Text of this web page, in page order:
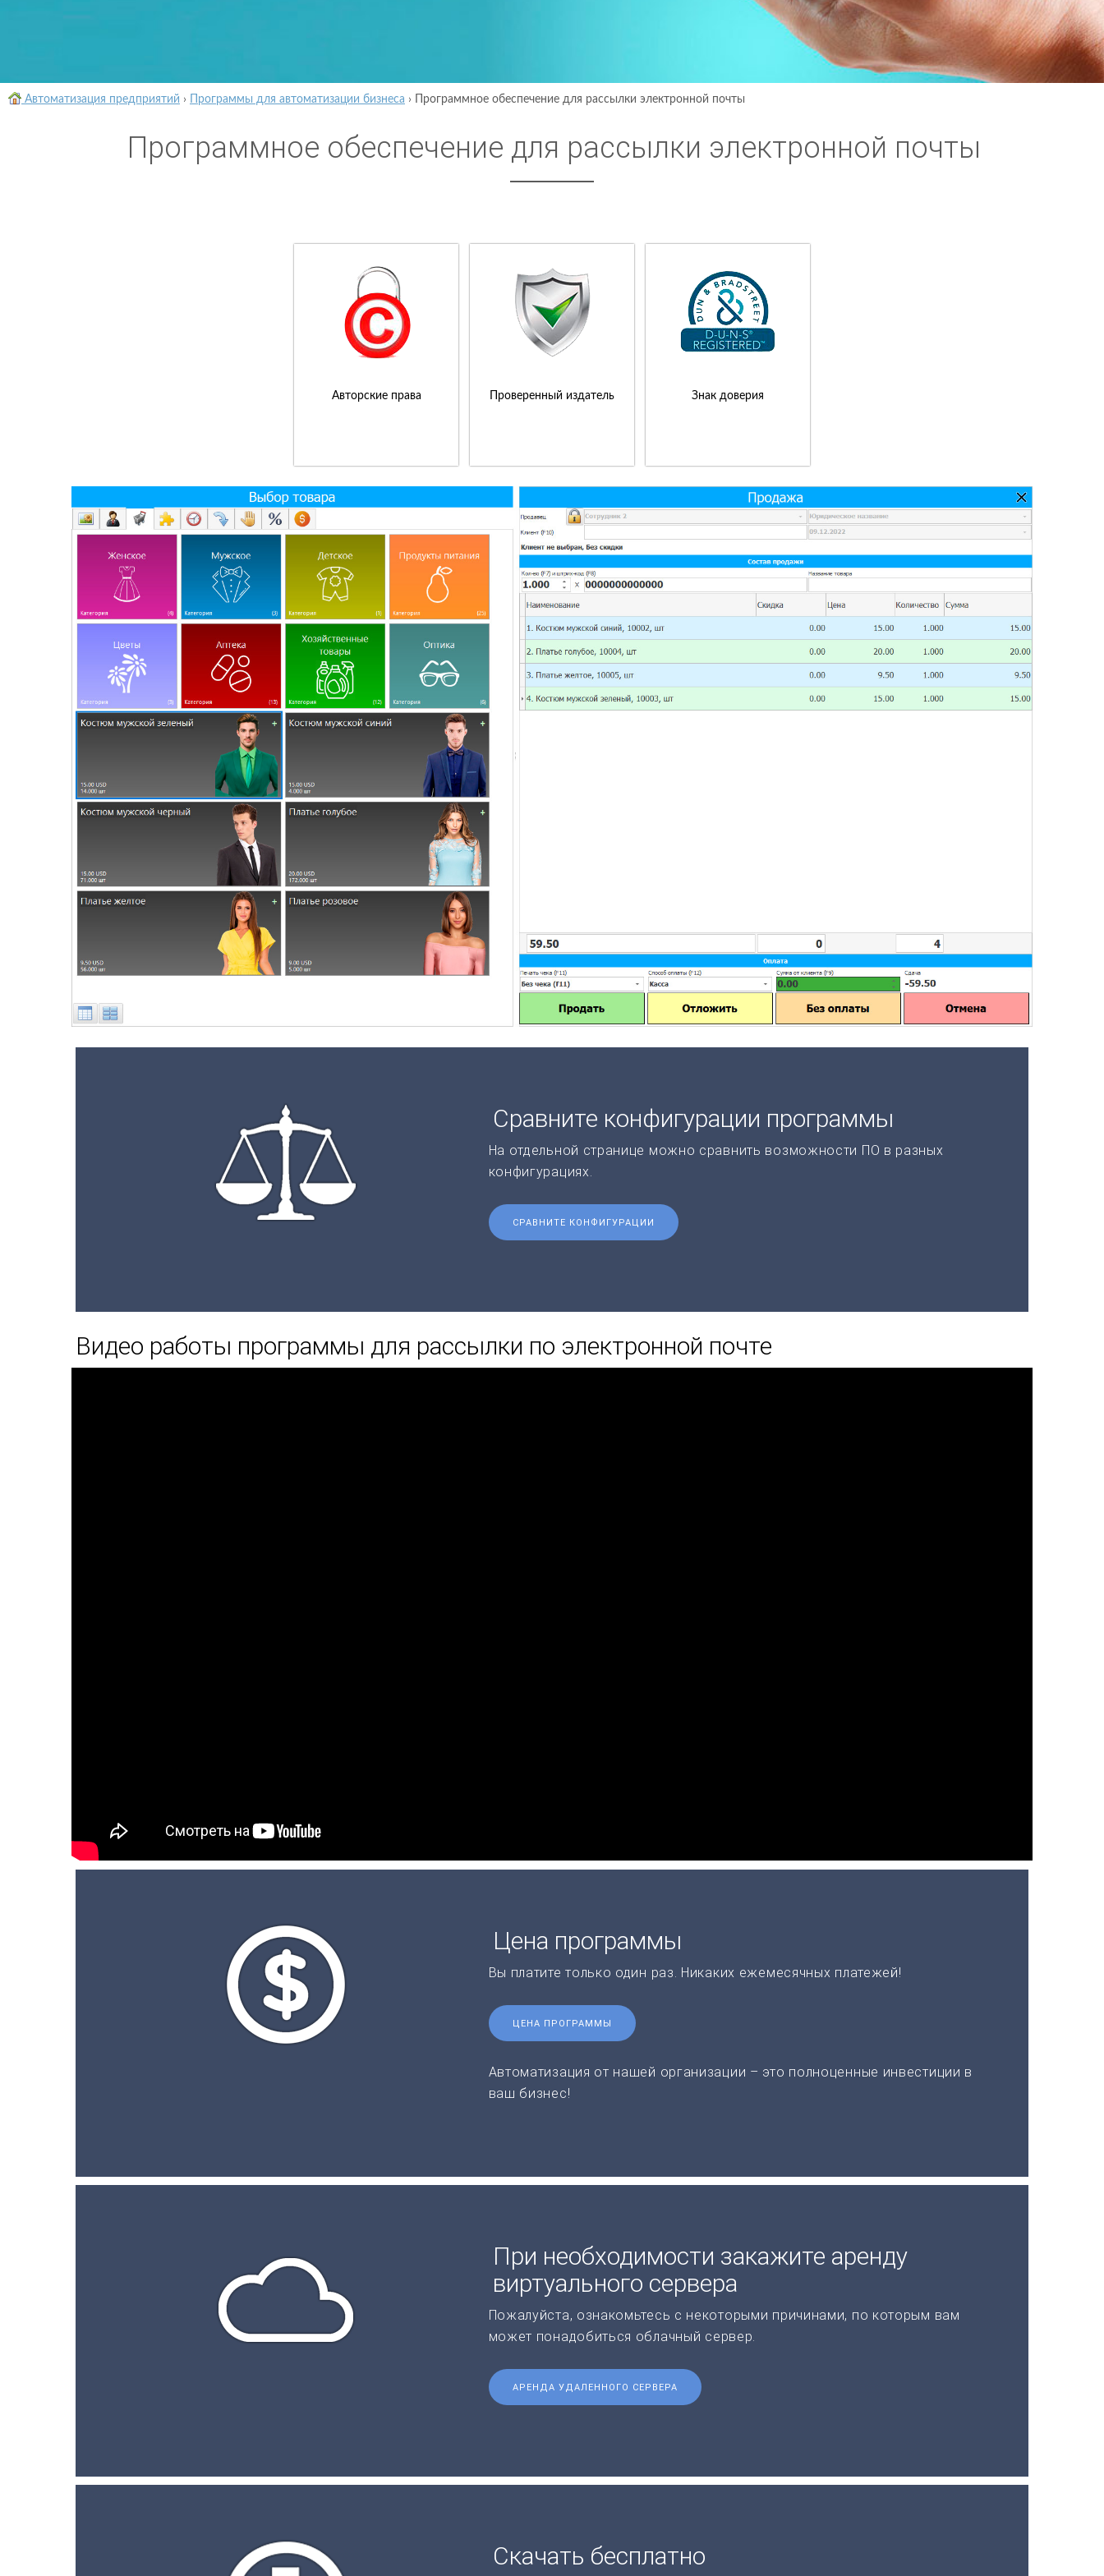
Автоматизация предприятий › Программы для автоматизации бизнеса › Программное обеспечение для рассылки электронной почты
Программное обеспечение для рассылки электронной почты
Авторские права Проверенный издатель Знак доверия
Сравните конфигурации программы
На отдельной странице можно сравнить возможности ПО в разных
конфигурациях.
СРАВНИТЕ КОНФИГУРАЦИИ
Видео работы программы для рассылки по электронной почте
Цена программы
Вы платите только один раз. Никаких ежемесячных платежей!
ЦЕНА ПРОГРАММЫ
Автоматизация от нашей организации – это полноценные инвестиции в
ваш бизнес!
При необходимости закажите аренду
виртуального сервера
Пожалуйста, ознакомьтесь с некоторыми причинами, по которым вам
может понадобиться облачный сервер.
АРЕНДА УДАЛЕННОГО СЕРВЕРА
Скачать бесплатно